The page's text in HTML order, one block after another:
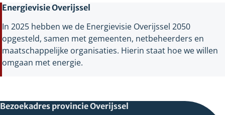
Energievisie Overijssel
In 2025 hebben we de Energievisie Overijssel 2050
opgesteld, samen met gemeenten, netbeheerders en
maatschappelijke organisaties. Hierin staat hoe we willen
omgaan met energie.
Bezoekadres provincie Overijssel